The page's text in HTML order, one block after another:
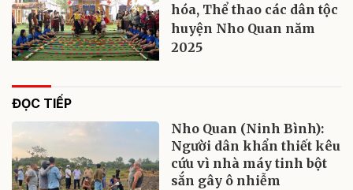
hóa, Thể thao các dân tộc
huyện Nho Quan năm
2025
ĐỌC TIẾP
Nho Quan (Ninh Bình):
Người dân khẩn thiết kêu
cứu vì nhà máy tinh bột
sắn gây ô nhiễm